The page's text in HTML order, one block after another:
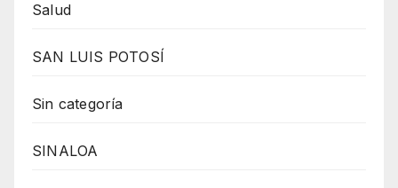
Salud
SAN LUIS POTOSÍ
Sin categoría
SINALOA